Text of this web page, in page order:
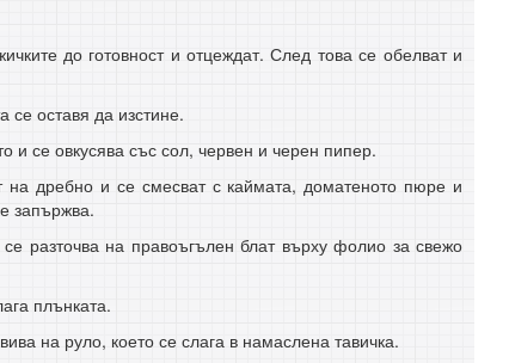
до готовност и отцеждат. След това се обелват и
се оставя да изстине.
и се овкусява със сол, червен и черен пипер.
на дребно и се смесват с каймата, доматеното пюре и
запържва.
разточва на правоъгълен блат върху фолио за свежо
плънката.
на руло, което се слага в намаслена тавичка.